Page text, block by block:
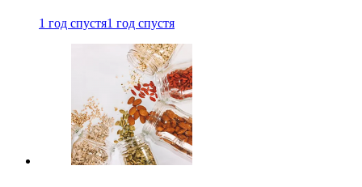
1 год спустя1 год спустя